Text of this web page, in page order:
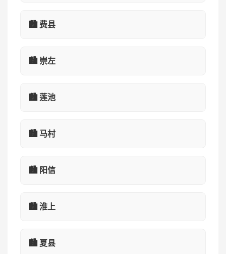
🏙️ 费县
🏙️ 崇左
🏙️ 莲池
🏙️ 马村
🏙️ 阳信
🏙️ 淮上
🏙️ 夏县